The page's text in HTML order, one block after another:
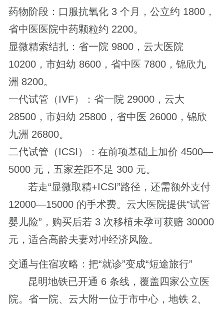
药物阶段：口服抗氧化 3 个月，公立约 1800，
省中医医院中药颗粒约 2200。
显微精索结扎：省一院 9800，云大医院
10200，市妇幼 8600，省中医 7800，锦欣九
洲 8200。
一代试管（IVF）：省一院 29000，云大
28500，市妇幼 25800，省中医 26000，锦欣
九洲 26800。
二代试管（ICSI）：在前项基础上加价 4500—
5000 元，五家差距不足 300 元。
若走“显微取精+ICSI”路径，还需额外支付
12000—15000 的手术费。云大医院提供“试管
婴儿险”，购买后若 3 次移植未孕可获赔 30000
元，适合高龄夫妻对冲经济风险。
交通与住宿攻略：把“就诊”变成“短途旅行”
昆明地铁已开通 6 条线，覆盖四家公立医
院。省一院、云大附一位于市中心，地铁 2、